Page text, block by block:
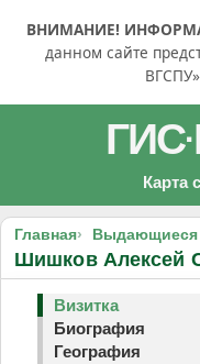
ВНИМАНИЕ!
данном сайте
ГИС·
Карта
Главная Выдающиеся
Шишков Алексей
Визитка
Биография
География